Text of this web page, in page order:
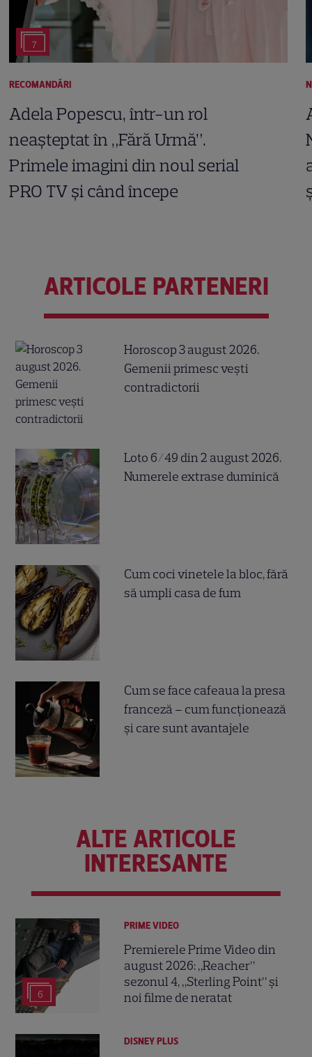
7
RECOMANDĂRI
Adela Popescu, într-un rol
neașteptat în „Fără Urmă”.
Primele imagini din noul serial
PRO TV și când începe
ARTICOLE PARTENERI
Horoscop 3 august 2026.
Gemenii primesc vești
contradictorii
Loto 6/49 din 2 august 2026.
Numerele extrase duminică
Cum coci vinetele la bloc, fără
să umpli casa de fum
Cum se face cafeaua la presa
franceză – cum funcționează
și care sunt avantajele
ALTE ARTICOLE
INTERESANTE
6
PRIME VIDEO
Premierele Prime Video din
august 2026: „Reacher”
sezonul 4, „Sterling Point” și
noi filme de neratat
DISNEY PLUS